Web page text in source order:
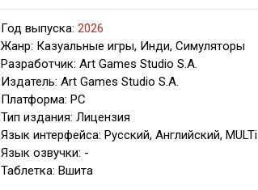
Год выпуска: 2026
Жанр: Казуальные игры, Инди, Симуляторы
Разработчик: Art Games Studio S.A.
Издатель: Art Games Studio S.A.
Платформа: PC
Тип издания: Лицензия
Язык интерфейса: Русский, Английский, MULTi
Язык озвучки: -
Таблетка: Вшита